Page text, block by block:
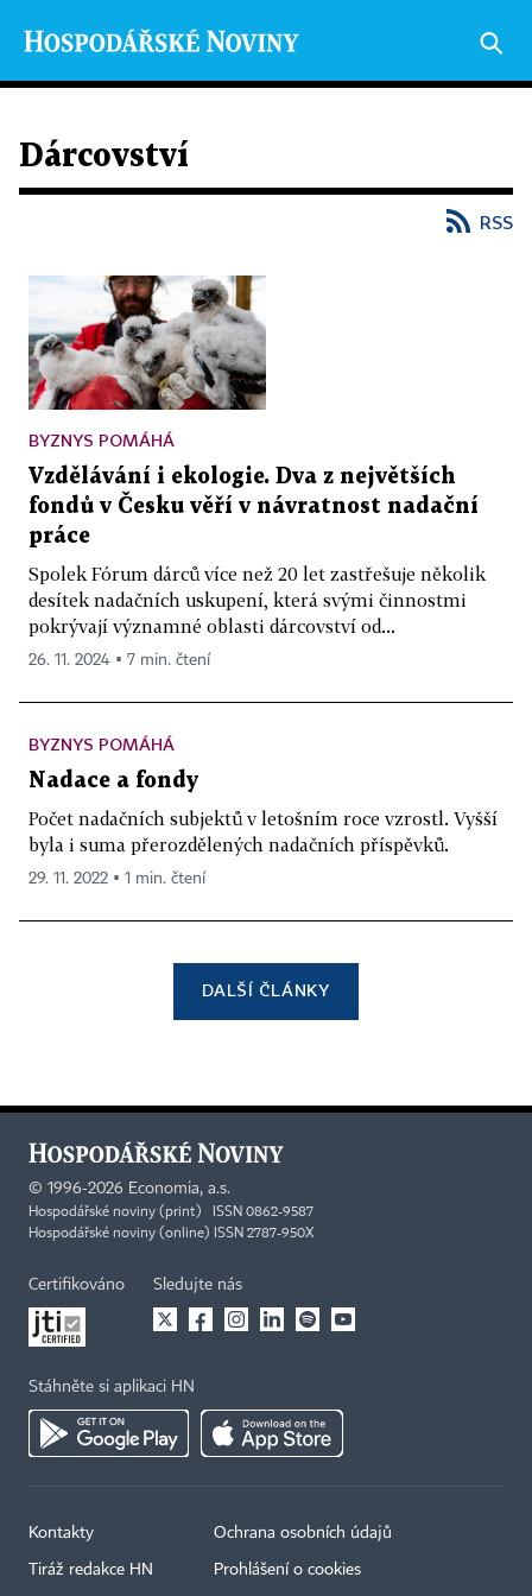
Dárcovství
RSS
BYZNYS POMÁHÁ
Vzdělávání i ekologie. Dva z největších
fondů v Česku věří v návratnost nadační
práce
Spolek Fórum dárců více než 20 let zastřešuje několik
desítek nadačních uskupení, která svými činnostmi
pokrývají významné oblasti dárcovství od...
26. 11. 2024 ▪ 7 min. čtení
BYZNYS POMÁHÁ
Nadace a fondy
Počet nadačních subjektů v letošním roce vzrostl. Vyšší
byla i suma přerozdělených nadačních příspěvků.
29. 11. 2022 ▪ 1 min. čtení
DALŠÍ ČLÁNKY
© 1996-2026 Economia, a.s.
Hospodářské noviny (print) ISSN 0862-9587
Hospodářské noviny (online) ISSN 2787-950X
Certifikováno Sledujte nás
Stáhněte si aplikaci HN
Kontakty
Tiráž redakce HN
Ochrana osobních údajů
Prohlášení o cookies